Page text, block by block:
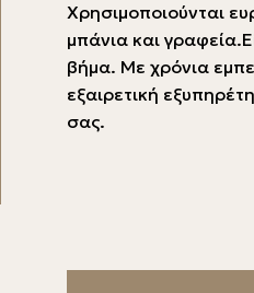
Χρησιμοποιούνται
μπάνια και
βήμα. Με χρόνια
εξαιρετική
σας.